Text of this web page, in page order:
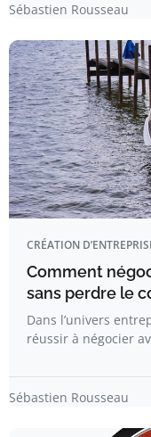
Sébastien Rousseau
CRÉATION
Comment
sans perdre le
Dans l’univers
réussir à négocier
Sébastien Rousseau